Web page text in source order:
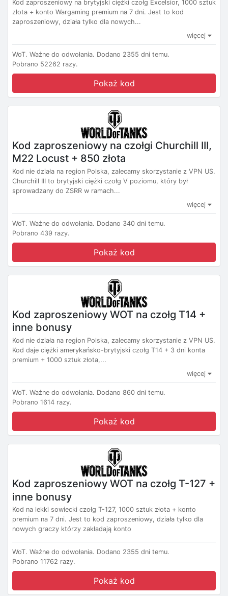
Kod zaproszeniowy na brytyjski ciężki czołg Excelsior, 1000 sztuk
złota + konto Wargaming premium na 7 dni. Jest to kod
zaproszeniowy, działa tylko dla nowych...
więcej
WoT. Ważne do odwołania. Dodano 2355 dni temu.
Pobrano 52262 razy.
Pokaż kod
Kod zaproszeniowy na czołgi Churchill III,
M22 Locust + 850 złota
Kod nie działa na region Polska, zalecamy skorzystanie z VPN US.
Churchill III to brytyjski ciężki czołg V poziomu, który był
sprowadzany do ZSRR w ramach...
więcej
WoT. Ważne do odwołania. Dodano 340 dni temu.
Pobrano 439 razy.
Pokaż kod
Kod zaproszeniowy WOT na czołg T14 +
inne bonusy
Kod nie działa na region Polska, zalecamy skorzystanie z VPN US.
Kod daje ciężki amerykańsko-brytyjski czołg T14 + 3 dni konta
premium + 1000 sztuk złota,...
więcej
WoT. Ważne do odwołania. Dodano 860 dni temu.
Pobrano 1614 razy.
Pokaż kod
Kod zaproszeniowy WOT na czołg T-127 +
inne bonusy
Kod na lekki sowiecki czołg T-127, 1000 sztuk złota + konto
premium na 7 dni. Jest to kod zaproszeniowy, działa tylko dla
nowych graczy którzy zakładają konto
WoT. Ważne do odwołania. Dodano 2355 dni temu.
Pobrano 11762 razy.
Pokaż kod